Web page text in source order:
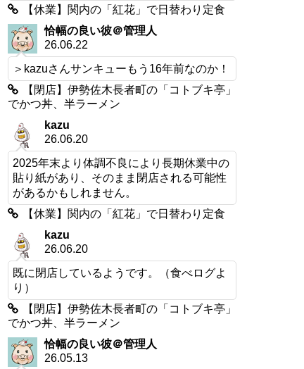
【休業】関内の「紅花」で日替わり定食
恰幅の良い彼＠管理人
26.06.22
＞kazuさんサンキューもう16年前なのか！
【閉店】伊勢佐木長者町の「コトブキ亭」
でかつ丼、半ラーメン
kazu
26.06.20
2025年末より体調不良により長期休業中の
貼り紙があり、そのまま閉店される可能性
があるかもしれません。
【休業】関内の「紅花」で日替わり定食
kazu
26.06.20
既に閉店しているようです。（食べログよ
り）
【閉店】伊勢佐木長者町の「コトブキ亭」
でかつ丼、半ラーメン
恰幅の良い彼＠管理人
26.05.13